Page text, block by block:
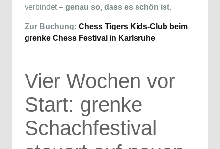
verbindet – genau so, dass es schön ist.
Zur Buchung: Chess Tigers Kids-Club beim
grenke Chess Festival in Karlsruhe
Vier Wochen vor
Start: grenke
Schachfestival